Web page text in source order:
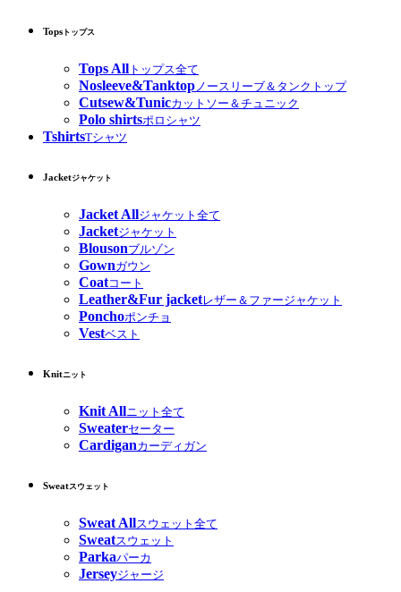
Tops トップス
Tops All トップス全て
Nosleeve&Tanktop ノースリーブ＆タンクトップ
Cutsew&Tunicカットソー＆チュニック
Polo shirtsポロシャツ
TshirtsTシャツ
Jacketジャケット
Jacket Allジャケット全て
Jacketジャケット
Blousonブルゾン
Gownガウン
Coatコート
Leather&Fur jacketレザー＆ファージャケット
Ponchoポンチョ
Vestベスト
Knitニット
Knit Allニット全て
Sweaterセーター
Cardiganカーディガン
Sweatスウェット
Sweat Allスウェット全て
Sweatスウェット
Parkaパーカ
Jerseyジャージ